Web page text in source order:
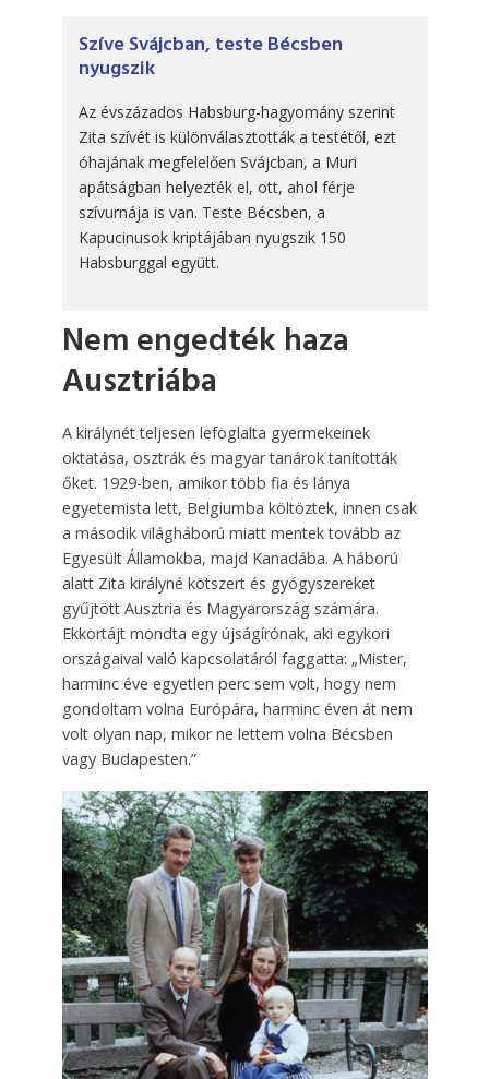
Szíve Svájcban, teste Bécsben
nyugszik
Az évszázados Habsburg-hagyomány szerint
Zita szívét is különválasztották a testétől, ezt
óhajának megfelelően Svájcban, a Muri
apátságban helyezték el, ott, ahol férje
szívurnája is van. Teste Bécsben, a
Kapucinusok kriptájában nyugszik 150
Habsburggal együtt.
Nem engedték haza
Ausztriába
A királynét teljesen lefoglalta gyermekeinek
oktatása, osztrák és magyar tanárok tanították
őket. 1929-ben, amikor több fia és lánya
egyetemista lett, Belgiumba költöztek, innen csak
a második világháború miatt mentek tovább az
Egyesült Államokba, majd Kanadába. A háború
alatt Zita királyné kötszert és gyógyszereket
gyűjtött Ausztria és Magyarország számára.
Ekkortájt mondta egy újságírónak, aki egykori
országaival való kapcsolatáról faggatta: „Mister,
harminc éve egyetlen perc sem volt, hogy nem
gondoltam volna Európára, harminc éven át nem
volt olyan nap, mikor ne lettem volna Bécsben
vagy Budapesten.”